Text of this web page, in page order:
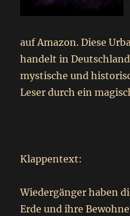
auf Amazon. Diese
handelt in
mystische und
Leser durch ein
Klappentext:
Wiedergänger haben
Erde und ihre